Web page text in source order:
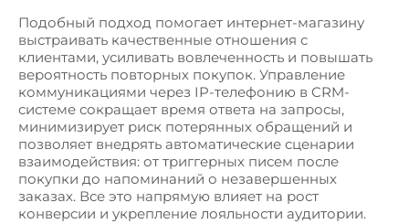
Подобный подход помогает интернет-магазину
выстраивать качественные отношения с
клиентами, усиливать вовлеченность и повышать
вероятность повторных покупок. Управление
коммуникациями через IP-телефонию в CRM-
системе сокращает время ответа на запросы,
минимизирует риск потерянных обращений и
позволяет внедрять автоматические сценарии
взаимодействия: от триггерных писем после
покупки до напоминаний о незавершенных
заказах. Все это напрямую влияет на рост
конверсии и укрепление лояльности аудитории.